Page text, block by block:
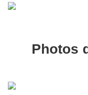
Photos